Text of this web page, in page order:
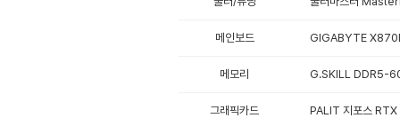
메인보드 GIGABYTE
메모리 G.SKILL DDR5-
그래픽카드 PALIT 지포스